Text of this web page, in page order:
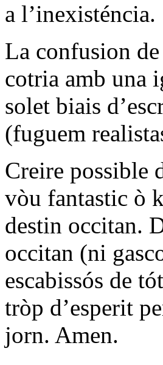
a l’inexisténcia.
La confusion
cotria amb una
solet biais
(fuguem
Creire possible
vòu fantastic ò
destin occitan.
occitan (ni
escabissós de
tròp d’esperit
jorn. Amen.